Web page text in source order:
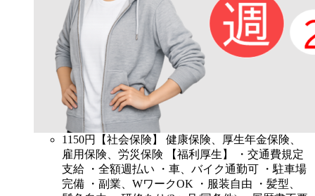
1150円
【社会保険】 健康保険、厚生年金保険、
雇用保険、労災保険 【福利厚生】 ・交通費規定
支給 ・全額週払い ・車、バイク通勤可 ・駐車場
完備 ・副業、WワークOK ・服装自由 ・髪型、